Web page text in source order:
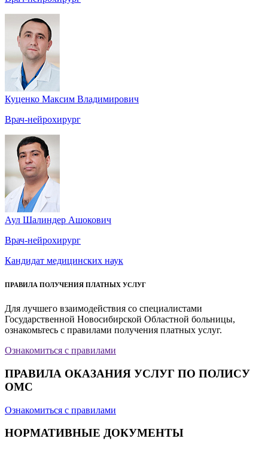
Куценко Максим Владимирович
Врач-нейрохирург
Аул Шалиндер Ашокович
Врач-нейрохирург
Кандидат медицинских наук
ПРАВИЛА ПОЛУЧЕНИЯ ПЛАТНЫХ УСЛУГ
Для лучшего взаимодействия со специалистами
Государственной Новосибирской Областной больницы,
ознакомьтесь с правилами получения платных услуг.
Ознакомиться с правилами
ПРАВИЛА ОКАЗАНИЯ УСЛУГ ПО ПОЛИСУ
ОМС
Ознакомиться с правилами
НОРМАТИВНЫЕ ДОКУМЕНТЫ